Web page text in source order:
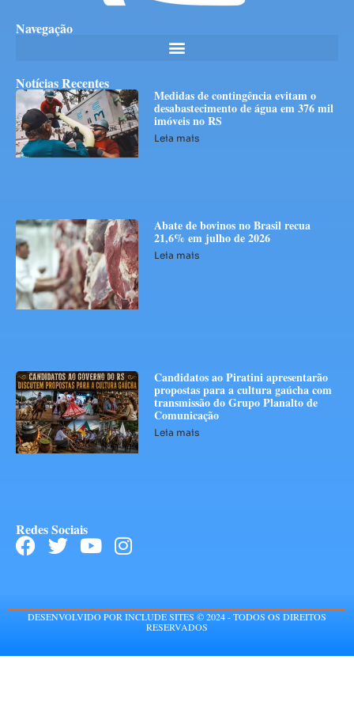
Navegação
Notícias Recentes
Medidas de contingência evitam o
desabastecimento de água em 376 mil
imóveis no RS
Leia mais
Abate de bovinos no Brasil recua
21,6% em julho de 2026
Leia mais
Candidatos ao Piratini apresentarão
propostas para a cultura gaúcha com
transmissão do Grupo Planalto de
Comunicação
Leia mais
Redes Sociais
DESENVOLVIDO POR INCLUDE SITES © 2024 - TODOS OS DIREITOS
RESERVADOS